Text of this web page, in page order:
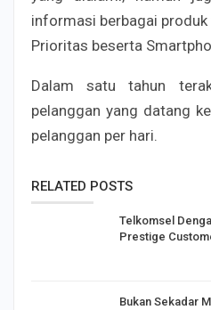
informasi berbagai
Prioritas beserta
Dalam satu tahun
pelanggan yang datang
pelanggan per hari.
RELATED POSTS
Telkomsel
Prestige
Bukan Sekadar